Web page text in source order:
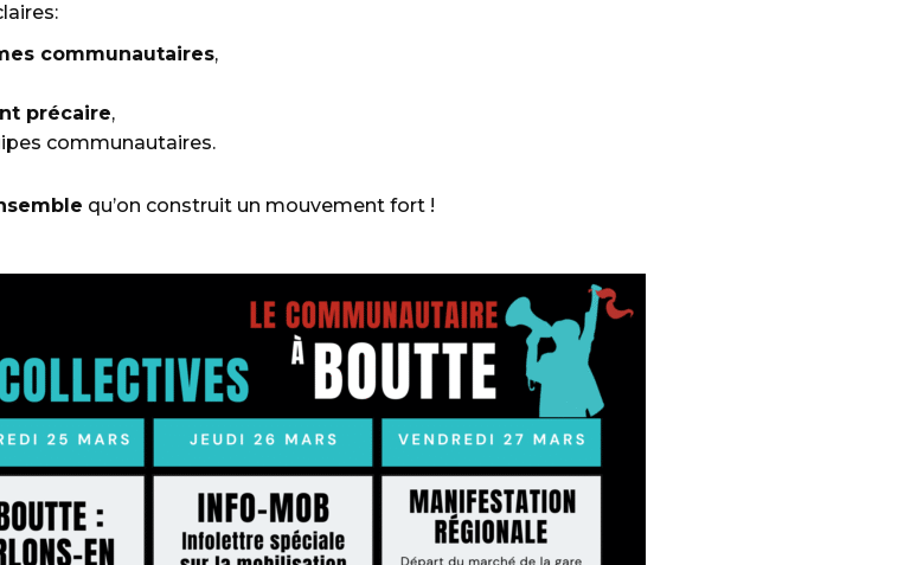
communautaires,
précaire,
communautaires.
qu’on construit un mouvement fort !